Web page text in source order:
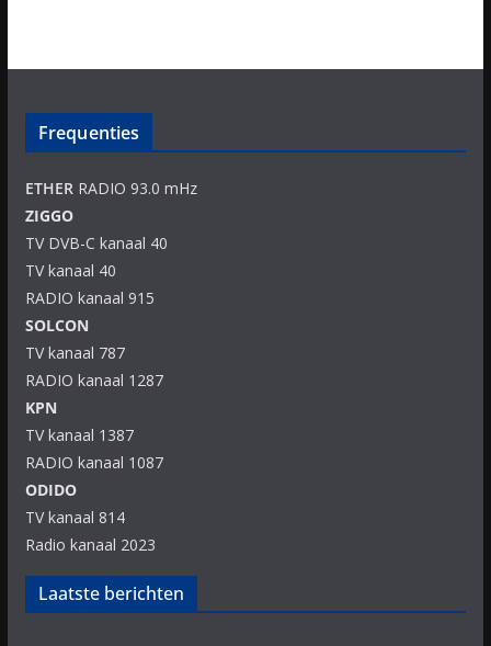
Frequenties
ETHERRADIO 93.0 mHz
ZIGGO
TV DVB-C kanaal 40
TV kanaal 40
RADIO kanaal 915
SOLCON
TV kanaal 787
RADIO kanaal 1287
KPN
TV kanaal 1387
RADIO kanaal 1087
ODIDO
TV kanaal 814
Radio kanaal 2023
Laatste berichten